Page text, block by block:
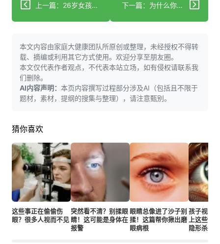
上一篇：26岁女孩熬夜后突然进ICU？一场糖崩溃的致命警告 下一篇：为什么你总在凌晨2点醒来？真相竟藏在头上这3个点
本文内容由家庭大健康团队所原创或整理，未经授权不得转
载、摘编或利用其它方式使用。欢迎分享至朋友圈。
本文仅代表作者观点，不代表本站立场，如有侵权请联系我
们删除。
AI内容声明： 本页内容撰写过程部分涉及AI（包括且不限于
题材，素材，提纲的搜集与整理），请注意甄别。
猜你喜欢
这些事正在偷偷伤
眼？很多人视而不见
突然看不清？别揉眼
睛！这可能是身体在
报警
眼睛总像进了沙子别
揉！这篇帮你揪出磨
眼病根
孩子视力
上这些常
隐形杀手